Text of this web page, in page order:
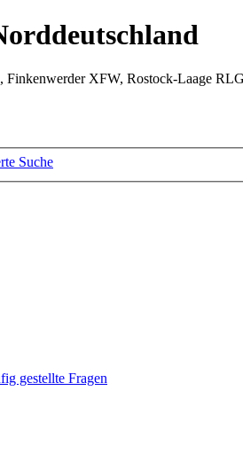
XFW, Rostock-Laage
Suche
gestellte Fragen